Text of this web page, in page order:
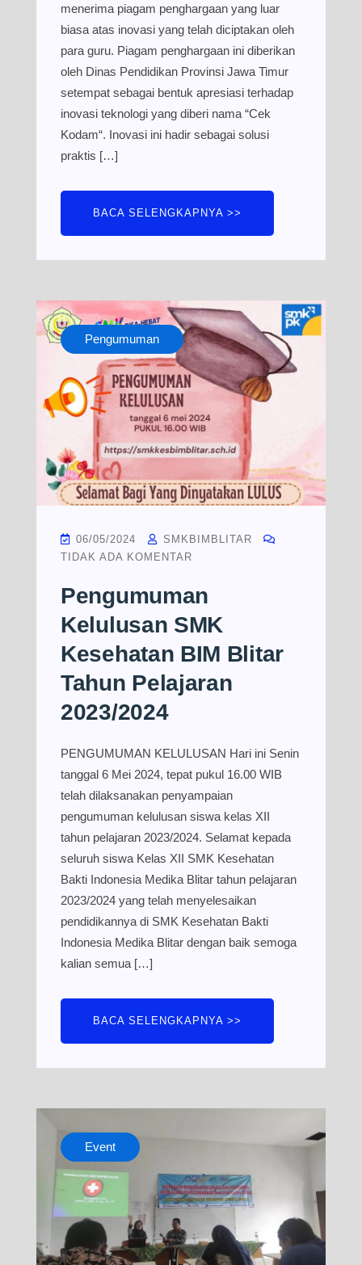
menerima piagam penghargaan yang luar
biasa atas inovasi yang telah diciptakan oleh
para guru. Piagam penghargaan ini diberikan
oleh Dinas Pendidikan Provinsi Jawa Timur
setempat sebagai bentuk apresiasi terhadap
inovasi teknologi yang diberi nama “Cek
Kodam“. Inovasi ini hadir sebagai solusi
praktis […]
BACA SELENGKAPNYA >>
Pengumuman
06/05/2024
SMKBIMBLITAR
TIDAK ADA KOMENTAR
Pengumuman
Kelulusan SMK
Kesehatan BIM Blitar
Tahun Pelajaran
2023/2024
PENGUMUMAN KELULUSAN Hari ini Senin
tanggal 6 Mei 2024, tepat pukul 16.00 WIB
telah dilaksanakan penyampaian
pengumuman kelulusan siswa kelas XII
tahun pelajaran 2023/2024. Selamat kepada
seluruh siswa Kelas XII SMK Kesehatan
Bakti Indonesia Medika Blitar tahun pelajaran
2023/2024 yang telah menyelesaikan
pendidikannya di SMK Kesehatan Bakti
Indonesia Medika Blitar dengan baik semoga
kalian semua […]
BACA SELENGKAPNYA >>
Event